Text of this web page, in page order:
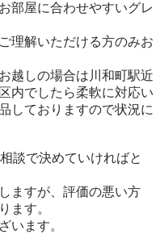
部屋に合わせやすいグレ
理解いただける方のみお
越しの場合は川和町駅近
内でしたら柔軟に対応い
しておりますので状況に
談で決めていければと
ますが、評価の悪い方
ます。
います。